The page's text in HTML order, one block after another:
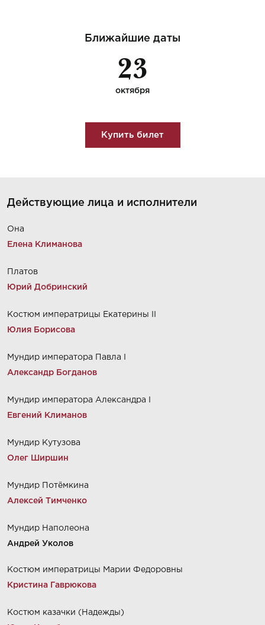
Ближайшие даты
23
октября
Купить билет
Действующие лица и исполнители
Она
Елена Климанова
Платов
Юрий Добринский
Костюм императрицы Екатерины II
Юлия Борисова
Мундир императора Павла I
Александр Богданов
Мундир императора Александра I
Евгений Климанов
Мундир Кутузова
Олег Ширшин
Мундир Потёмкина
Алексей Тимченко
Мундир Наполеона
Андрей Уколов
Костюм императрицы Марии Федоровны
Кристина Гаврюкова
Костюм казачки (Надежды)